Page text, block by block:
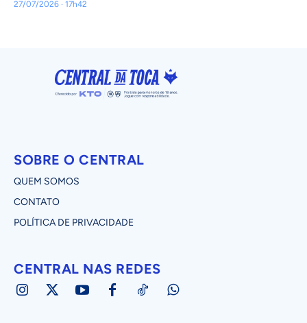
27/07/2026 · 17h42
SOBRE O CENTRAL
QUEM SOMOS
CONTATO
POLÍTICA DE PRIVACIDADE
CENTRAL NAS REDES